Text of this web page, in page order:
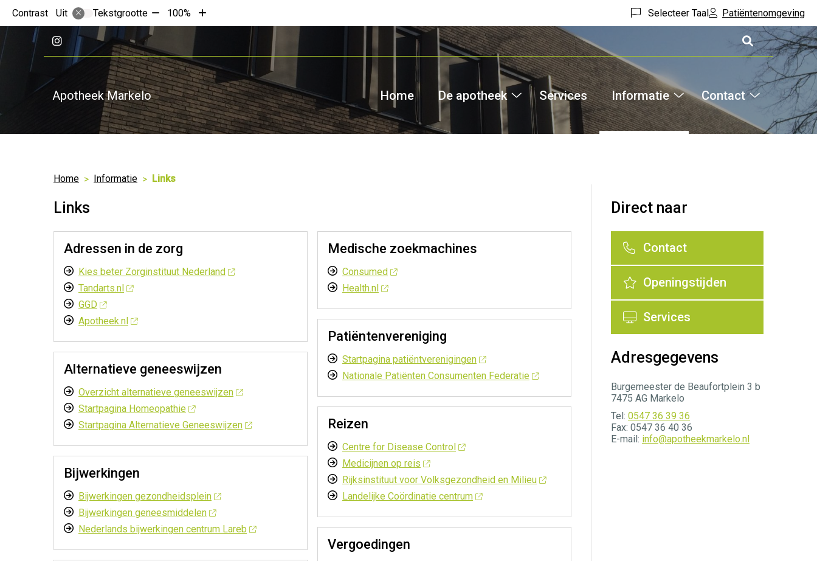
Contrast Uit Tekstgrootte Tekst
verkleinen
met
10%
100%
Tekst
vergroten
Selecteer Taal Patiëntenomgeving
Bezoek
onze
Instagram
Home De apotheek
De
apotheek
Services Informatie
Informatie
submenu
Contact
Contact
submenu
Apotheek Markelo
Home Informatie Links
Links
Adressen in de zorg
Kies beter Zorginstituut Nederland
Tandarts.nl
GGD
Apotheek.nl
Alternatieve geneeswijzen
Overzicht alternatieve geneeswijzen
Startpagina Homeopathie
Startpagina Alternatieve Geneeswijzen
Bijwerkingen
Bijwerkingen gezondheidsplein
Bijwerkingen geneesmiddelen
Nederlands bijwerkingen centrum Lareb
Medische zoekmachines
Consumed
Health.nl
Patiëntenvereniging
Startpagina patiëntverenigingen
Nationale Patiënten Consumenten Federatie
Reizen
Centre for Disease Control
Medicijnen op reis
Rijksinstituut voor Volksgezondheid en Milieu
Landelijke Coördinatie centrum
Vergoedingen
Direct naar
Contact
Openingstijden
Services
Adresgegevens
Burgemeester de Beaufortplein 3 b
7475 AG Markelo
Tel: 0547 36 39 36
Fax: 0547 36 40 36
E-mail: info@apotheekmarkelo.nl